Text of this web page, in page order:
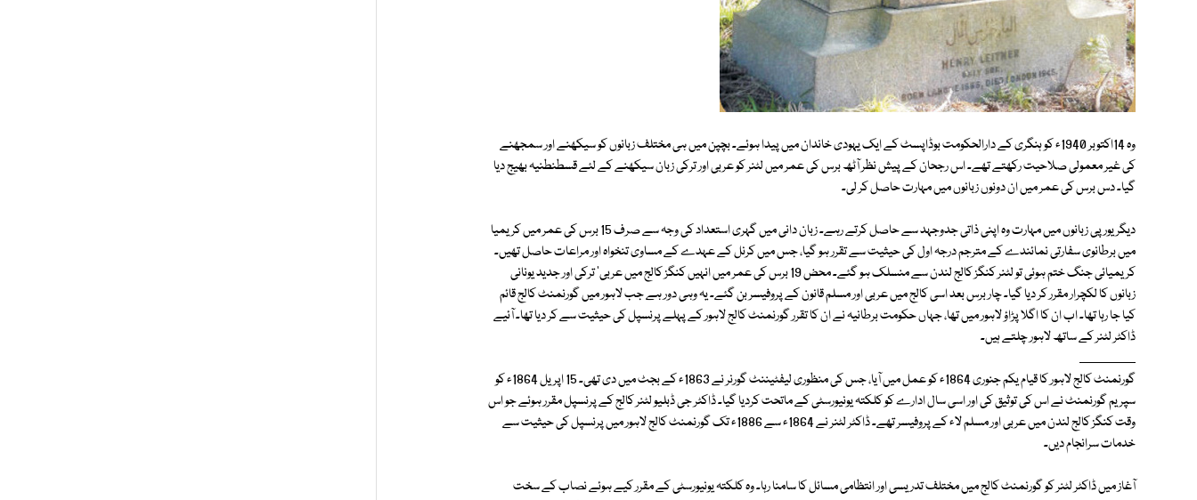
وہ 14اکتوبر 1940ء کو ہنگری کے دارالحکومت بوڈاپسٹ کے ایک یہودی خاندان میں پیدا ہوئے۔ بچپن میں ہی مختلف زبانوں کو سیکھنے اور سمجھنے
کی غیر معمولی صلاحیت رکھتے تھے۔ اس رجحان کے پیش نظر آٹھ برس کی عمر میں لٹنر کو عربی اور ترکی زبان سیکھنے کے لئے قسطنطنیہ بھیج دیا
گیا۔ دس برس کی عمر میں ان دونوں زبانوں میں مہارت حاصل کر لی۔
دیگر یورپی زبانوں میں مہارت وہ اپنی ذاتی جدوجہد سے حاصل کرتے رہے۔ زبان دانی میں گہری استعداد کی وجہ سے صرف 15 برس کی عمر میں کریمیا
میں برطانوی سفارتی نمائندے کے مترجم درجہ اول کی حیثیت سے تقرر ہو گیا، جس میں کرنل کے عہدے کے مساوی تنخواہ اور مراعات حاصل تھیں۔
کریمیائی جنگ ختم ہوئی تو لٹنر کنگز کالج لندن سے منسلک ہو گئے۔ محض 19 برس کی عمر میں انہیں کنگز کالج میں عربی' ترکی اور جدید یونانی
زبانوں کا لکچرار مقرر کر دیا گیا۔ چار برس بعد اسی کالج میں عربی اور مسلم قانون کے پروفیسر بن گئے۔ یہ وہی دور ہے جب لاہور میں گورنمنٹ کالج قائم
کیا جا رہا تھا۔ اب ان کا اگلا پڑاؤ لاہور میں تھا، جہاں حکومت برطانیہ نے ان کا تقرر گورنمنٹ کالج لاہور کے پہلے پرنسپل کی حیثیت سے کر دیا تھا۔ آئیے
ڈاکٹر لٹنر کے ساتھ لاہور چلتے ہیں۔
_________
گورنمنٹ کالج لاہور کا قیام یکم جنوری 1864ء کو عمل میں آیا، جس کی منظوری لیفٹیننٹ گورنر نے 1863ء کے بجٹ میں دی تھی۔ 15 اپریل 1864ء کو
سپریم گورنمنٹ نے اس کی توثیق کی اور اسی سال ادارے کو کلکتہ یونیورسٹی کے ماتحت کردیا گیا۔ ڈاکٹر جی ڈبلیو لٹنر کالج کے پرنسپل مقرر ہوئے جو اس
وقت کنگز کالج لندن میں عربی اور مسلم لاء کے پروفیسر تھے۔ ڈاکٹر لٹنر نے 1864ء سے 1886ء تک گورنمنٹ کالج لاہور میں پرنسپل کی حیثیت سے
خدمات سرانجام دیں۔
آغاز میں ڈاکٹر لٹنر کو گورنمنٹ کالج میں مختلف تدریسی اور انتظامی مسائل کا سامنا رہا۔ وہ کلکتہ یونیورسٹی کے مقرر کیے ہوئے نصاب کے سخت